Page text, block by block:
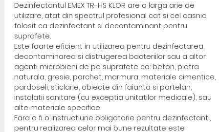
Dezinfectantul EMEX TR-HS KLOR are o larga arie de
utilizare, atat din spectrul profesional cat si cel casnic,
folosit ca dezinfectant si decontaminant pentru
suprafete.
Este foarte eficient in utilizarea pentru dezinfectarea,
decontaminarea si distrugerea bacteriilor sau a altor
agenti microbieni de pe suprafete ca: beton, piatra
naturala, gresie, parchet, marmura, materiale cimentice,
pardoseli, sticlarie, obiecte din faianta si portelan,
instalatii sanitare (cu exceptia unitatilor medicale), sau
alte materiale specifice.
Fara a fi o instructiune obligatorie pentru dezinfectanti,
pentru realizarea celor mai bune rezultate este